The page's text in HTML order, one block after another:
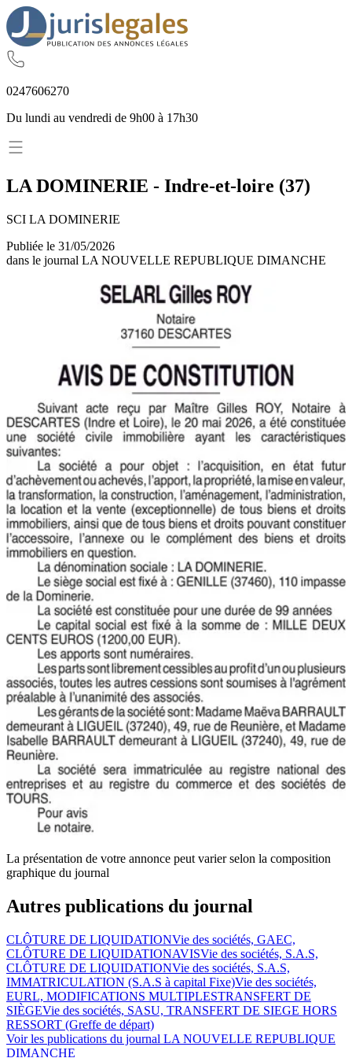
0247606270
Du lundi au vendredi de 9h00 à 17h30
LA DOMINERIE - Indre-et-loire (37)
SCI LA DOMINERIE
Publiée le 31/05/2026
dans le journal LA NOUVELLE REPUBLIQUE DIMANCHE
La présentation de votre annonce peut varier selon la composition
graphique du journal
Autres publications du journal
CLÔTURE DE LIQUIDATIONVie des sociétés, GAEC,
CLÔTURE DE LIQUIDATIONAVISVie des sociétés, S.A.S,
CLÔTURE DE LIQUIDATIONVie des sociétés, S.A.S,
IMMATRICULATION (S.A.S à capital Fixe)Vie des sociétés,
EURL, MODIFICATIONS MULTIPLESTRANSFERT DE
SIÈGEVie des sociétés, SASU, TRANSFERT DE SIEGE HORS
RESSORT (Greffe de départ)
Voir les publications du journal LA NOUVELLE REPUBLIQUE
DIMANCHE